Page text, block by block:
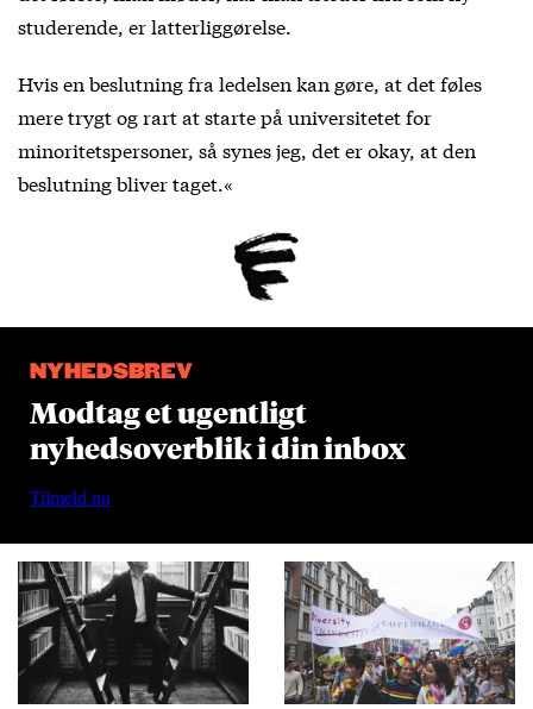
studerende, er latterliggørelse.
Hvis en beslutning fra ledelsen kan gøre, at det føles
mere trygt og rart at starte på universitetet for
minoritetspersoner, så synes jeg, det er okay, at den
beslutning bliver taget.«
NYHEDSBREV
Modtag et ugentligt
nyhedsoverblik i din inbox
Tilmeld nu